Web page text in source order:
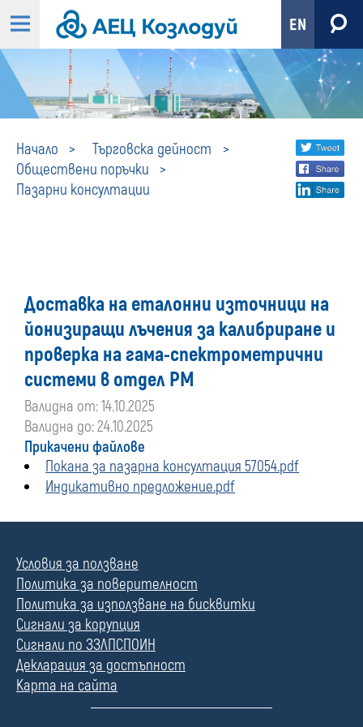
EN
Начало
Търговска дейност
Обществени поръчки
Пазарни консултации
Пазарни
консултации
Share
social
Доставка на еталонни източници на
йонизиращи лъчения за калибриране и
проверка на гама-спектрометрични
системи в отдел РМ
Валидна от: 14.10.2025
Валидна до: 24.10.2025
Прикачени файлове
Покана за пазарна консултация 57054.pdf
Индикативно предложение.pdf
Условия за ползване
Политика за поверителност
Политика за използване на бисквитки
Сигнали за корупция
Сигнали по ЗЗЛПСПОИН
Декларация за достъпност
Карта на сайта